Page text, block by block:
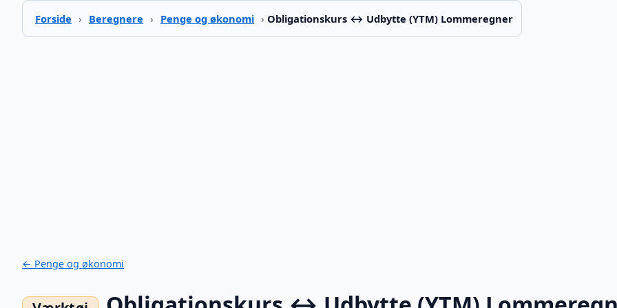
Forside › Beregnere › Penge og økonomi › Obligationskurs ↔ Udbytte (YTM) Lommeregner
← Penge og økonomi